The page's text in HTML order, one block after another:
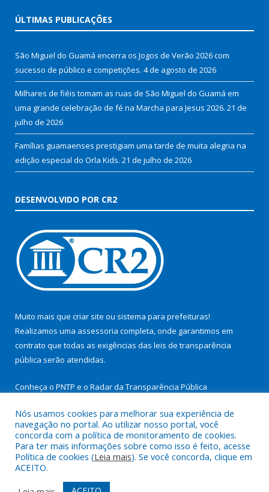
ÚLTIMAS PUBLICAÇÕES
São Miguel do Guamá encerra os Jogos de Verão 2026 com
sucesso de público e competições. 4 de agosto de 2026
Milhares de fiéis tomam as ruas de São Miguel do Guamá em
uma grande celebração de fé na Marcha para Jesus 2026. 21 de
julho de 2026
Famílias guamaenses prestigiam uma tarde de muita alegria na
edição especial do Orla Kids. 21 de julho de 2026
DESENVOLVIDO POR CR2
Muito mais que criar site ou sistema para prefeituras!
Realizamos uma assessoria completa, onde garantimos em
contrato que todas as exigências das leis de transparência
pública serão atendidas.
Conheça o PNTP e o Radar da Transparência Pública
Todos os direitos reservados a Prefeitura Municipal de São
Miguel do Guamá.
Mapa do Site Acessar Área Administrativa
Nós usamos cookies para melhorar sua experiência de
navegação no portal. Ao utilizar nosso portal, você
concorda com a política de monitoramento de cookies.
Para ter mais informações sobre como isso é feito, acesse
Política de cookies (Leia mais). Se você concorda, clique em
ACEITO.